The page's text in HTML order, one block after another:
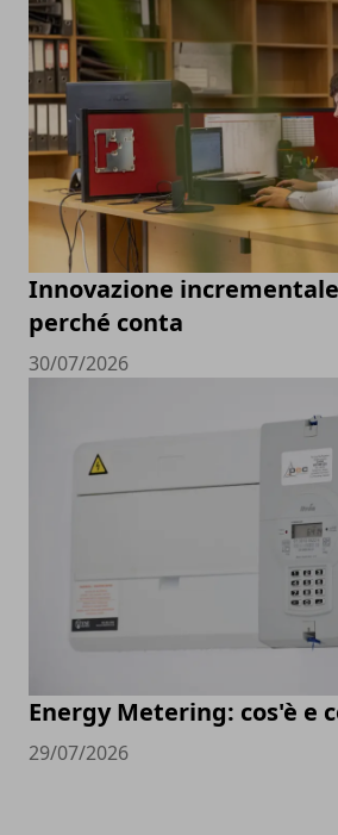
Innovazione
perché conta
30/07/2026
Energy Metering: cos'è e
29/07/2026